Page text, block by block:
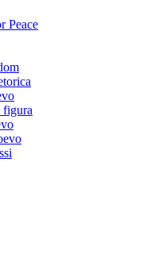
Peace
figura